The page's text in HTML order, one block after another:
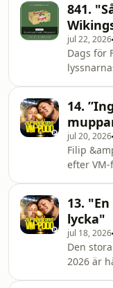
slipper
obskyra
för
världen
841.
jul 22, 2026
Dags för
14.
jul 20, 2026
Filip
efter
Under
Hammar
egen
vanliga
USA,
13.
lycka"
jul 18, 2026
Den
2026 är